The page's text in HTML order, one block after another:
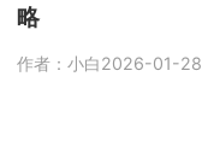
略
作者：小白2026-01-28